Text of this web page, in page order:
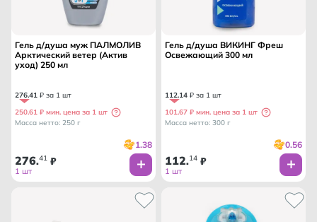
Гель д/душа муж ПАЛМОЛИВ
Арктический ветер (Актив
уход) 250 мл
276.41 ₽ за 1 шт
250.61 ₽ мин. цена за 1 шт
Масса нетто: 250 г
1.38
276.41 ₽
1 шт
Гель д/душа ВИКИНГ Фреш
Освежающий 300 мл
112.14 ₽ за 1 шт
101.67 ₽ мин. цена за 1 шт
Масса нетто: 300 г
0.56
112.14 ₽
1 шт